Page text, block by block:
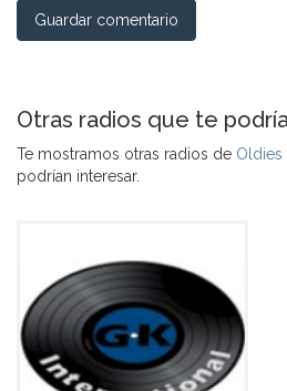
Guardar comentario
Otras radios que te
Te mostramos otras radios de Oldies
podrían interesar.